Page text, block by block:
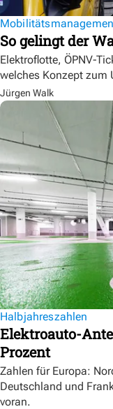
So gelingt der
Elektroflotte, ÖPNV-
welches Konzept zum
Jürgen Walk
Halbjahreszahlen
Elektroauto-
Prozent
Zahlen für Europa:
Deutschland und
voran.